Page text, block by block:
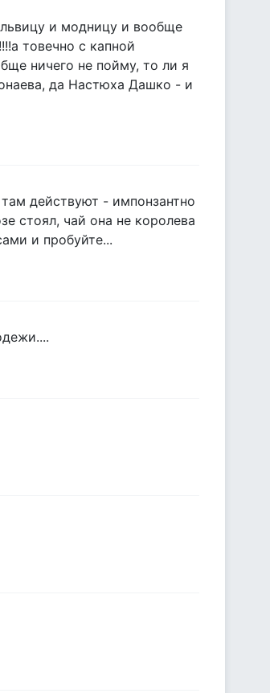
и модницу и вообще
товечно с капной
ничего не пойму, то ли я
да Настюха Дашко - и
действуют - импонзантно
стоял, чай она не королева
и пробуйте...